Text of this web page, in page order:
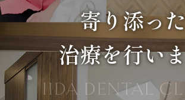
寄り添っ
治療を行い
IIDA DENTAL